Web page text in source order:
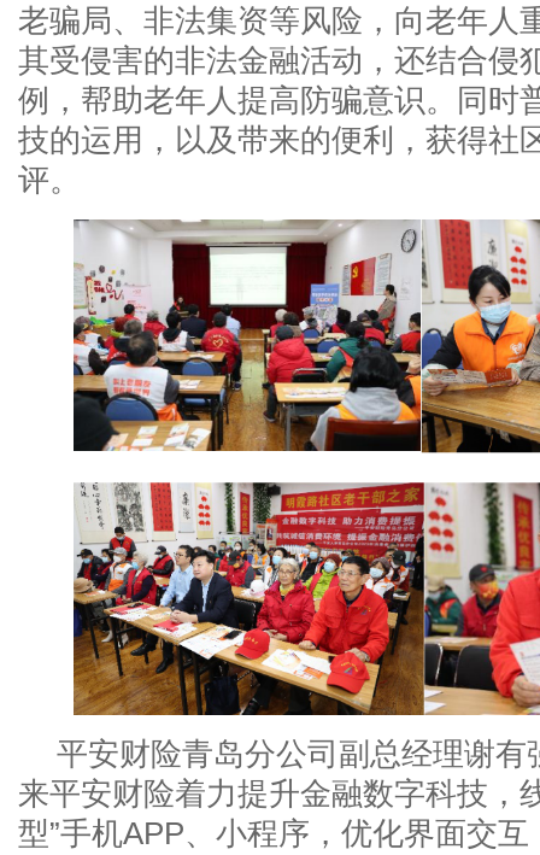
老骗局、非法集资等风险，向老年人
其受侵害的非法金融活动，还结合侵
例，帮助老年人提高防骗意识。同时
技的运用，以及带来的便利，获得社
评。
平安财险青岛分公司副总经理谢有
来平安财险着力提升金融数字科技，
型”手机APP、小程序，优化界面交